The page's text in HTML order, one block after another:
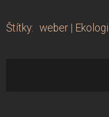
Štítky: weber |